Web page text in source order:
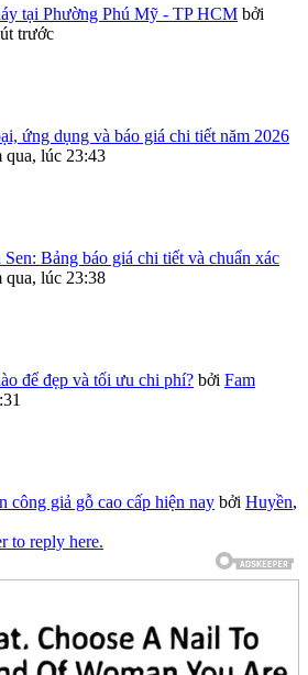
tại Phường Phú Mỹ - TP HCM bởi
trước
ứng dụng và báo giá chi tiết năm 2026
qua, lúc 23:43
Bảng báo giá chi tiết và chuẩn xác
qua, lúc 23:38
để đẹp và tối ưu chi phí? bởi Fam
công giả gỗ cao cấp hiện nay bởi Huyền,
to reply here.